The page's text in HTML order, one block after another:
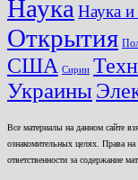
НаукаНаука и
Открытия
США Сирии
Украины
Все материалы на данном сайте
ознакомительных целях. Права
ответственности за содержание